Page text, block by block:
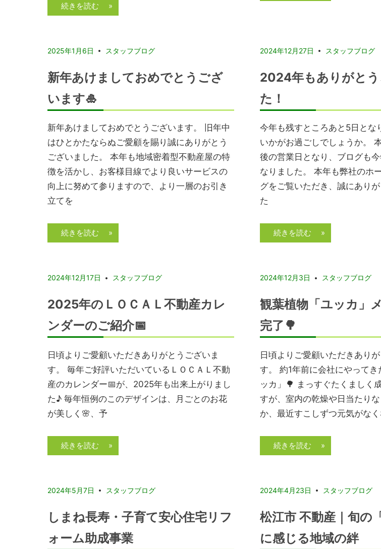
続きを読む »
2025年1月6日 スタッフブログ
新年あけましておめでとうござ
います🎍
新年あけましておめでとうございます。 旧年中
はひとかたならぬご愛顧を賜り誠にありがとう
ございました。 本年も地域密着型不動産屋の特
徴を活かし、お客様目線でより良いサービスの
向上に努めて参りますので、より一層のお引き
立てを
続きを読む »
2024年12月27日 スタッフブログ
2024年もありがと
た！
今年も残すところあと5日とな
いかがお過ごしでしょうか。
後の営業日となり、ブログも
なりました。 本年も弊社のホ
グをご覧いただき、誠にあり
た
続きを読む »
2024年12月17日 スタッフブログ
2025年のＬＯＣＡＬ不動産カレ
ンダーのご紹介📅
日頃よりご愛顧いただきありがとうございま
す。 毎年ご好評いただいているＬＯＣＡＬ不動
産のカレンダー📅が、2025年も出来上がりまし
た♪ 毎年恒例のこのデザインは、月ごとのお花
が美しく🌸、予
続きを読む »
2024年12月3日 スタッフブログ
観葉植物「ユッカ」
完了🌳
日頃よりご愛顧いただきあり
す。 約1年前に会社にやってき
ッカ」🌳 まっすぐたくましく
すが、室内の乾燥や日当たり
か、最近すこしずつ元気がな
続きを読む »
2024年5月7日 スタッフブログ
しまね長寿・子育て安心住宅リフ
ォーム助成事業
2024年4月23日 スタッフブログ
松江市 不動産｜旬の
に感じる地域の絆